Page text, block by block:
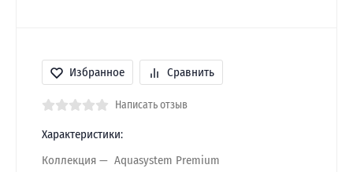
Избранное Сравнить
Написать отзыв
Характеристики:
Коллекция
Aquasystem Premium